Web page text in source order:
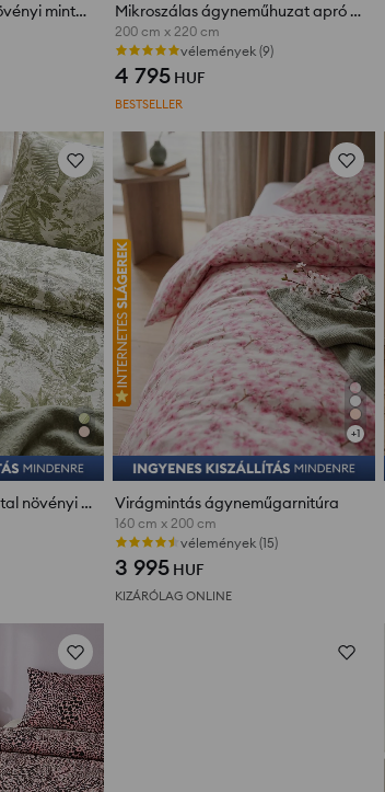
Ágynemű garnitúra növényi mintával Mikroszálas ágyneműhuzat apró növényi mintával
200 cm x 220 cm
vélemények (9)
4 795 HUF
BESTSELLER
Ágynemű szett pamuttal növényi mintával
+1
Virágmintás ágyneműgarnitúra
160 cm x 200 cm
vélemények (15)
3 995 HUF
KIZÁRÓLAG ONLINE